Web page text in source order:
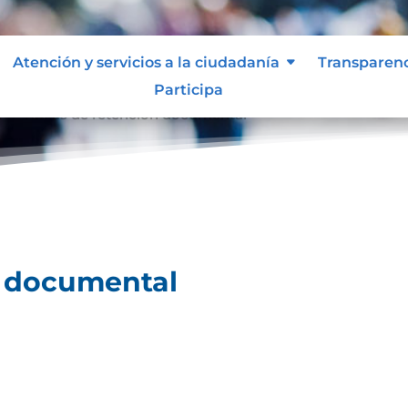
Atención y servicios a la ciudadanía
Participa